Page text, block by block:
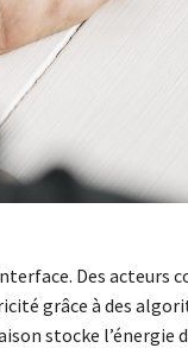
Des
grâce à des
stocke